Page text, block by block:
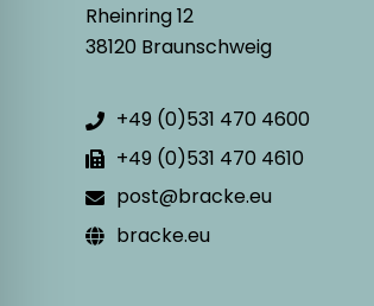
Rheinring 12
38120 Braunschweig
+49 (0)531 470 4600
+49 (0)531 470 4610
post@bracke.eu
bracke.eu